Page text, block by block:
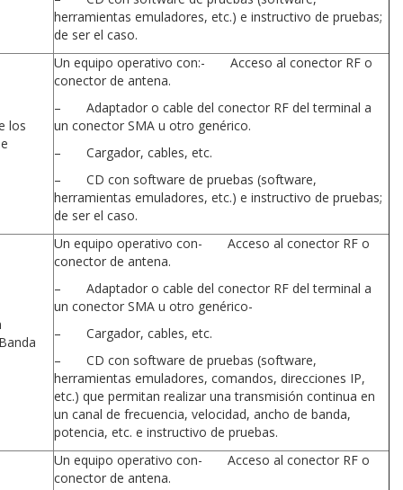
herramientas emuladores, etc.) e instructivo de pruebas;
de ser el caso.
los
Un equipo operativo con:- Acceso al conector RF o
conector de antena.
– Adaptador o cable del conector RF del terminal a
un conector SMA u otro genérico.
– Cargador, cables, etc.
– CD con software de pruebas (software,
herramientas emuladores, etc.) e instructivo de pruebas;
de ser el caso.
Un equipo operativo con- Acceso al conector RF o
conector de antena.
– Adaptador o cable del conector RF del terminal a
un conector SMA u otro genérico-
– Cargador, cables, etc.
– CD con software de pruebas (software,
herramientas emuladores, comandos, direcciones IP,
etc.) que permitan realizar una transmisión continua en
un canal de frecuencia, velocidad, ancho de banda,
potencia, etc. e instructivo de pruebas.
Un equipo operativo con- Acceso al conector RF o
conector de antena.